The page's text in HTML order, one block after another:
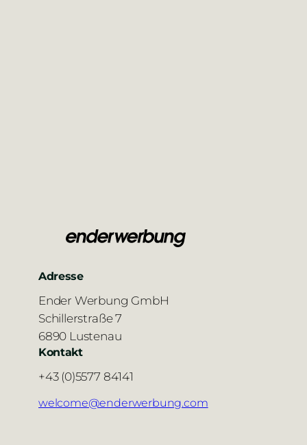
Adresse
Ender Werbung GmbH
Schillerstraße 7
6890 Lustenau
Kontakt
+43 (0)5577 84141
welcome@enderwerbung.com